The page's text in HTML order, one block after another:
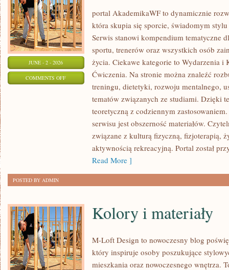
JUNE - 2 - 2026
COMMENTS OFFON
WYDARZENIA
KONFERENCJE
portal AkademikaWF to dynamicznie
która skupia się sporcie, świadomym
Serwis stanowi kompendium tematyczne
sportu, trenerów oraz wszystkich osób
życia. Ciekawe kategorie to Wydarzenia i
Ćwiczenia. Na stronie można znaleźć
treningu, dietetyki, rozwoju mentalnego,
tematów związanych ze studiami. Dzięki
teoretyczną z codziennym
serwisu jest obszerność materiałów.
związane z kulturą fizyczną, fizjoterapią,
aktywnością rekreacyjną. Portal został
Read More ]
POSTED BY ADMIN
Kolory i materiały
M-Loft Design to nowoczesny blog
który inspiruje osoby poszukujące
mieszkania oraz nowoczesnego wnętrza.